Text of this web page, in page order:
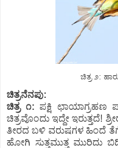
ಚಿತ್ರ ೨:
ಚಿತ್ರನೆನಪು:
ಚಿತ್ರ ೧: ಪಕ್ಷಿ ಛಾಯಾಗ್ರಹಣ
ಚಿತ್ರವೊಂದು ಇದ್ದೇ ಇರುತ್ತದೆ!
ತೀರದ ಬಳಿ ವರುಷಗಳ ಹಿಂದೆ
ಹೋಗಿ ಸುತ್ತಮುತ್ತ ಮುರಿದು